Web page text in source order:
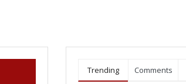
Trending Comments